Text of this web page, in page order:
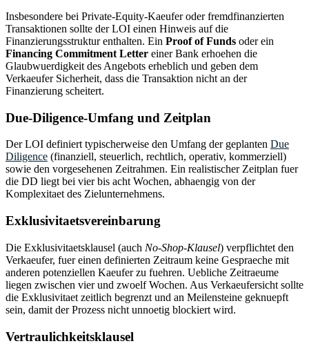
Insbesondere bei Private-Equity-Kaeufer oder fremdfinanzierten
Transaktionen sollte der LOI einen Hinweis auf die
Finanzierungsstruktur enthalten. Ein Proof of Funds oder ein
Financing Commitment Letter einer Bank erhoehen die
Glaubwuerdigkeit des Angebots erheblich und geben dem
Verkaeufer Sicherheit, dass die Transaktion nicht an der
Finanzierung scheitert.
Due-Diligence-Umfang und Zeitplan
Der LOI definiert typischerweise den Umfang der geplanten Due
Diligence (finanziell, steuerlich, rechtlich, operativ, kommerziell)
sowie den vorgesehenen Zeitrahmen. Ein realistischer Zeitplan fuer
die DD liegt bei vier bis acht Wochen, abhaengig von der
Komplexitaet des Zielunternehmens.
Exklusivitaetsvereinbarung
Die Exklusivitaetsklausel (auch No-Shop-Klausel) verpflichtet den
Verkaeufer, fuer einen definierten Zeitraum keine Gespraeche mit
anderen potenziellen Kaeufer zu fuehren. Uebliche Zeitraeume
liegen zwischen vier und zwoelf Wochen. Aus Verkaeufersicht sollte
die Exklusivitaet zeitlich begrenzt und an Meilensteine geknuepft
sein, damit der Prozess nicht unnoetig blockiert wird.
Vertraulichkeitsklausel